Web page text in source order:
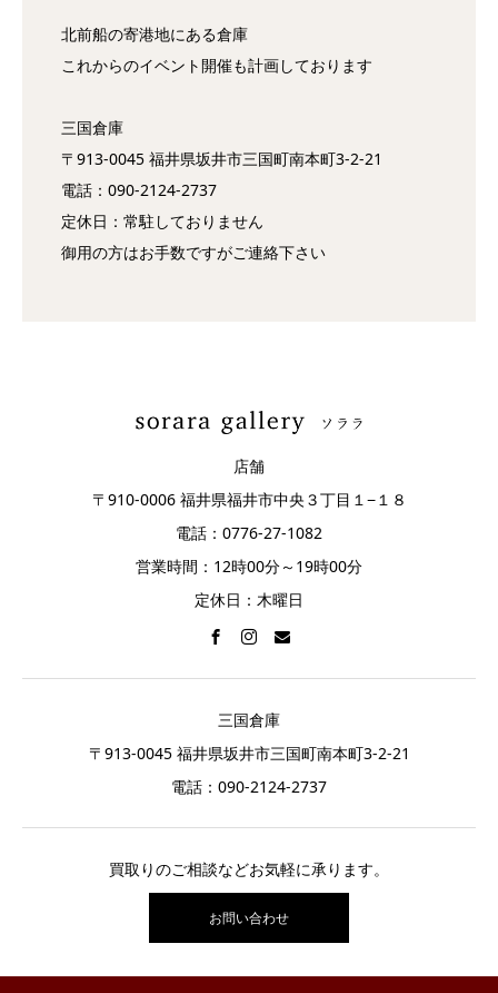
北前船の寄港地にある倉庫
これからのイベント開催も計画しております
三国倉庫
〒913-0045 福井県坂井市三国町南本町3-2-21
電話：090-2124-2737
定休日：常駐しておりません
御用の方はお手数ですがご連絡下さい
店舗
〒910-0006 福井県福井市中央３丁目１−１８
電話：0776-27-1082
営業時間：12時00分～19時00分
定休日：木曜日
三国倉庫
〒913-0045 福井県坂井市三国町南本町3-2-21
電話： 090-2124-2737
買取りのご相談などお気軽に承ります。
お問い合わせ